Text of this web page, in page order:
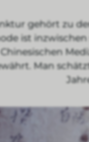
gehört zu
ist
Man